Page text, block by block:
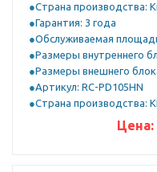
Страна производства:
Гарантия: 3 года
Обслуживаемая
Размеры внутреннего
Размеры внешнего
Артикул: RC-PD105HN
Страна производства:
Цена: